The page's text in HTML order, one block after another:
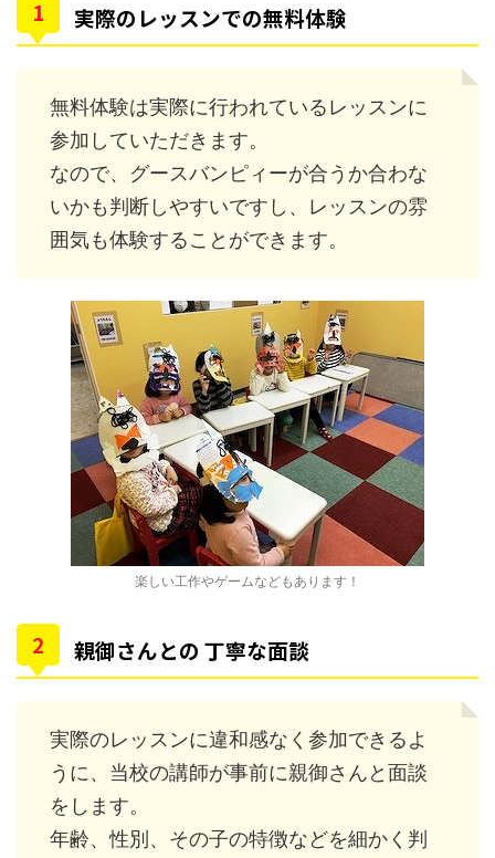
実際のレッスンでの無料体験
無料体験は実際に行われているレッスンに
参加していただきます。
なので、グースバンピィーが合うか合わな
いかも判断しやすいですし、レッスンの雰
囲気も体験することができます。
楽しい工作やゲームなどもあります！
親御さんとの 丁寧な面談
実際のレッスンに違和感なく参加できるよ
うに、当校の講師が事前に親御さんと面談
をします。
年齢、性別、その子の特徴などを細かく判